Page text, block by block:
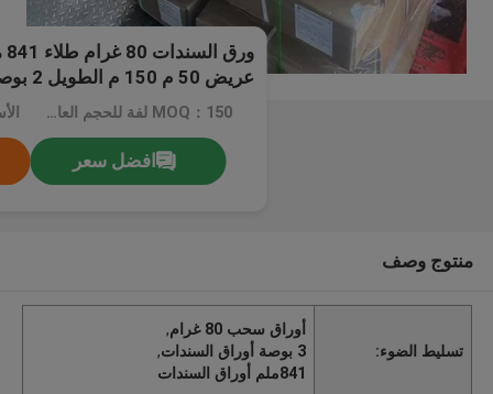
عريض 50 م 150 م الطويل 2 بوصة 3 بوصة
MOQ：150 لفة للحجم العادي، 500 لفة للحجم الخاص
افضل سعر
منتوج وصف
تسليط الضوء:
أوراق سحب 80 غرام
,
3 بوصة أوراق السندات
,
841ملم أوراق السندات